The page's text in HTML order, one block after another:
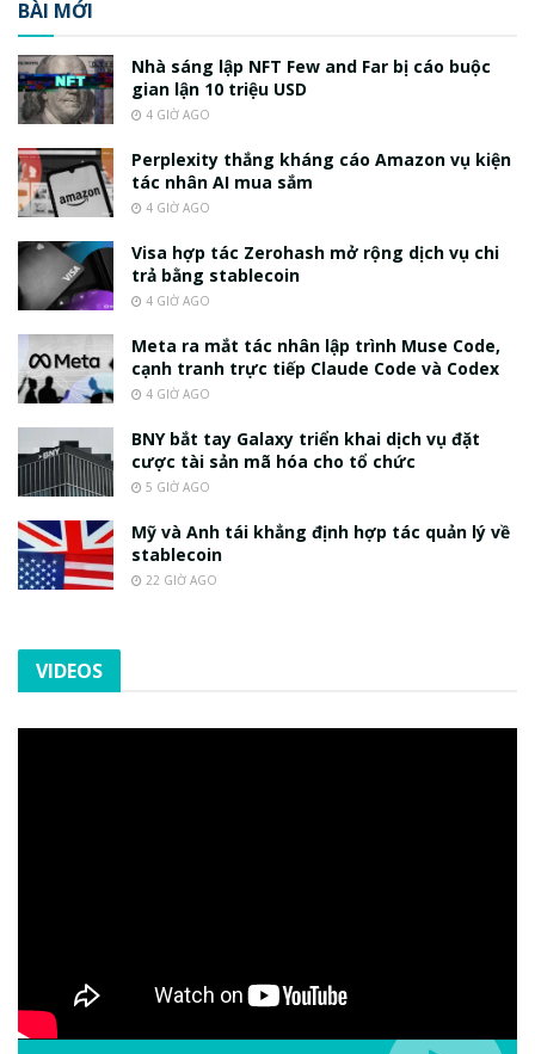
BÀI MỚI
Nhà sáng lập NFT Few and Far bị cáo buộc
gian lận 10 triệu USD
4 GIỜ AGO
Perplexity thắng kháng cáo Amazon vụ kiện
tác nhân AI mua sắm
4 GIỜ AGO
Visa hợp tác Zerohash mở rộng dịch vụ chi
trả bằng stablecoin
4 GIỜ AGO
Meta ra mắt tác nhân lập trình Muse Code,
cạnh tranh trực tiếp Claude Code và Codex
4 GIỜ AGO
BNY bắt tay Galaxy triển khai dịch vụ đặt
cược tài sản mã hóa cho tổ chức
5 GIỜ AGO
Mỹ và Anh tái khẳng định hợp tác quản lý về
stablecoin
22 GIỜ AGO
VIDEOS